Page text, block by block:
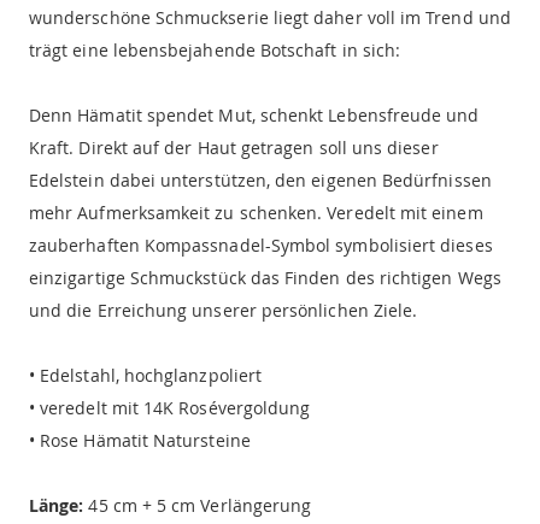
wunderschöne Schmuckserie liegt daher voll im Trend und
trägt eine lebensbejahende Botschaft in sich:
Denn Hämatit spendet Mut, schenkt Lebensfreude und
Kraft. Direkt auf der Haut getragen soll uns dieser
Edelstein dabei unterstützen, den eigenen Bedürfnissen
mehr Aufmerksamkeit zu schenken. Veredelt mit einem
zauberhaften Kompassnadel-Symbol symbolisiert dieses
einzigartige Schmuckstück das Finden des richtigen Wegs
und die Erreichung unserer persönlichen Ziele.
• Edelstahl, hochglanzpoliert
• veredelt mit 14K Rosévergoldung
• Rose Hämatit Natursteine
Länge: 45 cm + 5 cm Verlängerung